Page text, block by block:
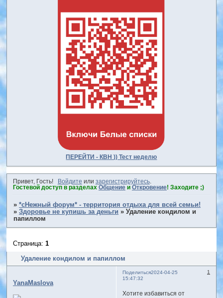
ПЕРЕЙТИ - КВН )) Тест неделю
Привет, Гость! Войдите или зарегистрируйтесь.
Гостевой доступ в разделах Общениеи Откровение! Заходите ;)
»*сНежный форум* - территория отдыха для всей семьи!
»Здоровье не купишь за деньги »Удаление кондилом и
папиллом
Удаление кондилом и папиллом
Страница:1
Поделиться 1
2024-04-25
15:47:32
YanaMaslova
Хотите избавиться от